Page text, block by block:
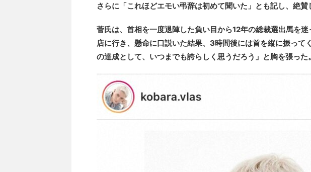
さらに「これほどエモい弔辞は初めて聞いた」とも記し、絶賛
菅氏は、首相を一度退陣した負い目から12年の総裁選出馬を
店に行き、懸命に口説いた結果、3時間後には首を縦に振って
の達成として、いつまでも誇らしく思うだろう」と胸を張った。